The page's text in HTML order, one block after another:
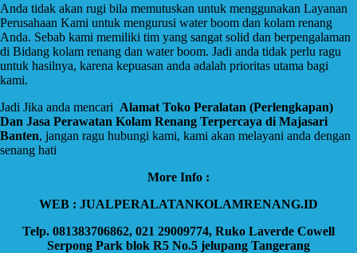
Anda tidak akan rugi bila memutuskan untuk menggunakan Layanan
Perusahaan Kami untuk mengurusi water boom dan kolam renang
Anda. Sebab kami memiliki tim yang sangat solid dan berpengalaman
di Bidang kolam renang dan water boom. Jadi anda tidak perlu ragu
untuk hasilnya, karena kepuasan anda adalah prioritas utama bagi
kami.
Jadi Jika anda mencari Alamat Toko Peralatan (Perlengkapan)
Dan Jasa Perawatan Kolam Renang Terpercaya di Majasari
Banten, jangan ragu hubungi kami, kami akan melayani anda dengan
senang hati
More Info :
WEB : JUALPERALATANKOLAMRENANG.ID
Telp. 081383706862, 021 29009774, Ruko Laverde Cowell
Serpong Park blok R5 No.5 jelupang Tangerang